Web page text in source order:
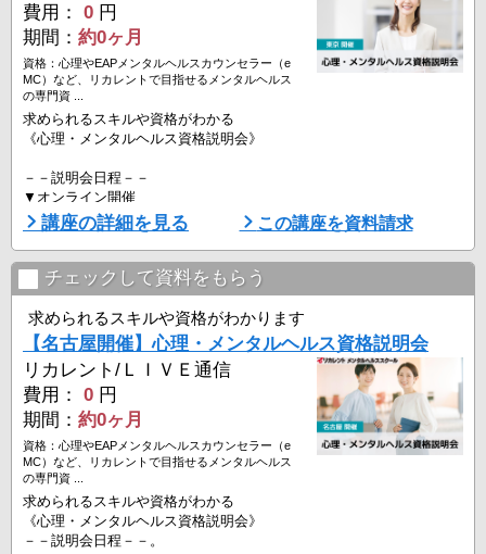
8月22日（土）16:00-18:30 ※
－－説明会内容－－
・カウンセラーに必要な知識・スキル ...
費用：
0 円
期間： 約0ヶ月
資格：心理やEAPメンタルヘルスカウンセラー（e
MC）など、リカレントで目指せるメンタルヘルス
の専門資 ...
求められるスキルや資格がわかる
《心理・メンタルヘルス資格説明会》
－－説明会日程－－
▼オンライン開催
・全国にお住まいの方対象
8月8日（土）16:00-18:30 ※
8月18日（火）14:00-16:30 ※
8月22日（土）16:00-18:30 ※
・「※」の日程は、リカレント専任講師による授業体験付きです。
－－説明会内容－－
・カウンセラーに必要な知識・スキル
・専門資格の種類と概要
・資格取得後のキャリアと活躍領域について
・開設40周年を迎えるリカレントの ...
講座の詳細を見る この講座を資料請求
チェックして資料をもらう
求められるスキルや資格がわかります
【名古屋開催】心理・メンタルヘルス資格説明会
リカレント/ＬＩＶＥ通信
費用：
0 円
期間： 約0ヶ月
資格：心理やEAPメンタルヘルスカウンセラー（e
MC）など、リカレントで目指せるメンタルヘルス
の専門資 ...
求められるスキルや資格がわかる
《心理・メンタルヘルス資格説明会》
－－説明会日程－－。